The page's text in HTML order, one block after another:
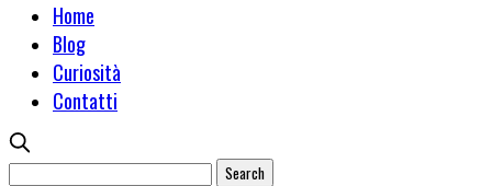
Home
Blog
Curiosità
Contatti